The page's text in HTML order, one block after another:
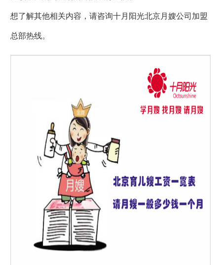
想了解其他相关内容，请咨询十月阳光北京月嫂公司加盟
总部热线。